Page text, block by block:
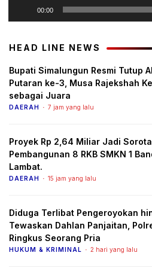
00:00
HEAD LINE NEWS
Bupati Simalungun Resmi Tutup
Putaran ke-3, Musa Rajekshah
sebagai Juara
DAERAH 7 jam yang lalu
Proyek Rp 2,64 Miliar Jadi
Pembangunan 8 RKB SMKN 1
Lambat.
DAERAH 15 jam yang lalu
Diduga Terlibat Pengeroyokan
Tewaskan Dahlan Panjaitan,
Ringkus Seorang Pria
HUKUM & KRIMINAL 2 hari yang lalu